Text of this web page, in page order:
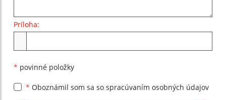
Príloha:
* povinné položky
* Oboznámil som sa so spracúvaním osobných údajov